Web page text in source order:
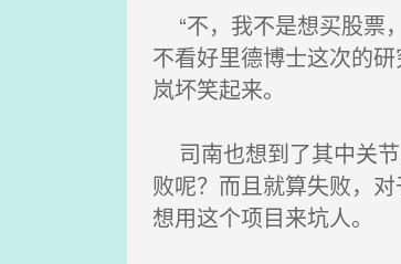
“不，我不是想买股票
不看好里德博士这次的
岚坏笑起来。
司南也想到了其中关节
败呢？而且就算失败，
想用这个项目来坑人。